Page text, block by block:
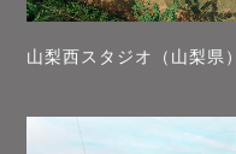
山梨西スタジオ（山梨県）